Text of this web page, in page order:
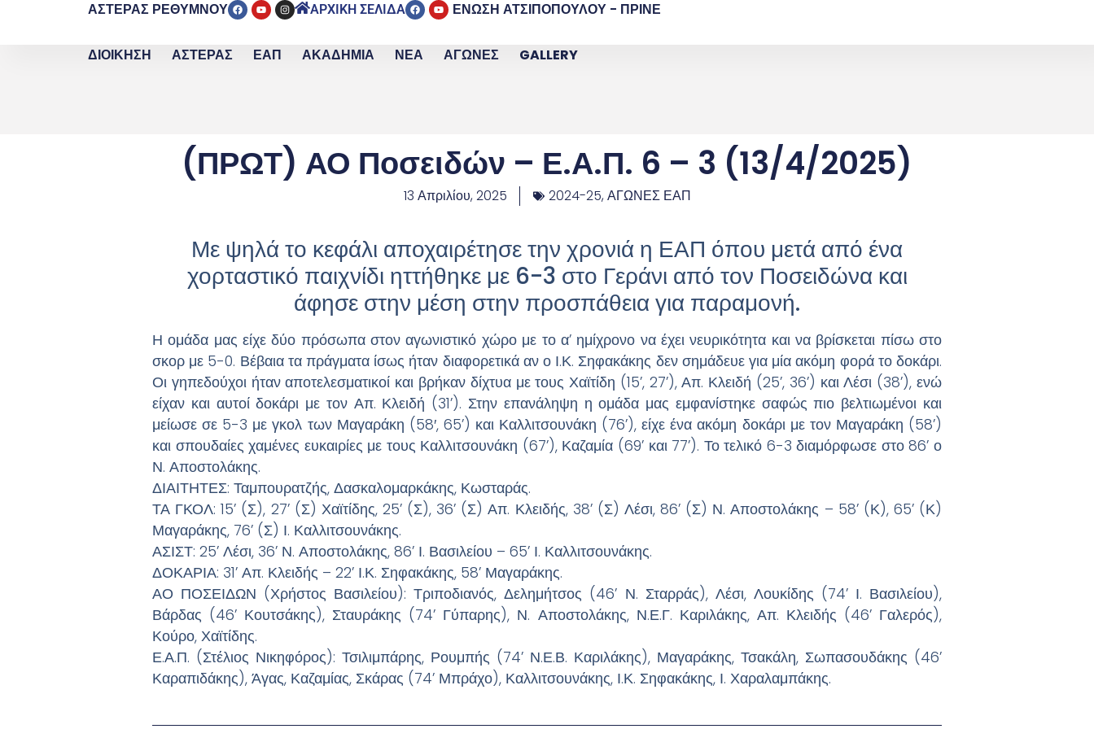
ΑΣΤΕΡΑΣ ΡΕΘΥΜΝΟΥ ΑΡΧΙΚΗ ΣΕΛΙΔΑ ΕΝΩΣΗ ΑΤΣΙΠΟΠΟΥΛΟΥ - ΠΡΙΝΕ
ΔΙΟΙΚΗΣΗ ΑΣΤΕΡΑΣ ΕΑΠ ΑΚΑΔΗΜΙΑ ΝΕΑ ΑΓΩΝΕΣ GALLERY
(ΠΡΩΤ) ΑΟ Ποσειδών – Ε.Α.Π. 6 – 3 (13/4/2025)
13 Απριλίου, 2025 2024-25,ΑΓΩΝΕΣ ΕΑΠ
Με ψηλά το κεφάλι αποχαιρέτησε την χρονιά η ΕΑΠ όπου μετά από ένα
χορταστικό παιχνίδι ηττήθηκε με 6-3 στο Γεράνι από τον Ποσειδώνα και
άφησε στην μέση στην προσπάθεια για παραμονή.
Η ομάδα μας είχε δύο πρόσωπα στον αγωνιστικό χώρο με το α’ ημίχρονο να έχει νευρικότητα και να βρίσκεται πίσω στο
σκορ με 5-0. Βέβαια τα πράγματα ίσως ήταν διαφορετικά αν ο Ι.Κ. Σηφακάκης δεν σημάδευε για μία ακόμη φορά το δοκάρι.
Οι γηπεδούχοι ήταν αποτελεσματικοί και βρήκαν δίχτυα με τους Χαϊτίδη (15’, 27’), Απ. Κλειδή (25’, 36’) και Λέσι (38’), ενώ
είχαν και αυτοί δοκάρι με τον Απ. Κλειδή (31’). Στην επανάληψη η ομάδα μας εμφανίστηκε σαφώς πιο βελτιωμένοι και
μείωσε σε 5-3 με γκολ των Μαγαράκη (58′, 65’) και Καλλιτσουνάκη (76’), είχε ένα ακόμη δοκάρι με τον Μαγαράκη (58’)
και σπουδαίες χαμένες ευκαιρίες με τους Καλλιτσουνάκη (67’), Καζαμία (69’ και 77’). Το τελικό 6-3 διαμόρφωσε στο 86’ ο
Ν. Αποστολάκης.
ΔΙΑΙΤΗΤΕΣ: Ταμπουρατζής, Δασκαλομαρκάκης, Κωσταράς.
ΤΑ ΓΚΟΛ: 15’ (Σ), 27’ (Σ) Χαϊτίδης, 25’ (Σ), 36’ (Σ) Απ. Κλειδής, 38’ (Σ) Λέσι, 86’ (Σ) Ν. Αποστολάκης – 58’ (Κ), 65’ (Κ)
Μαγαράκης, 76’ (Σ) Ι. Καλλιτσουνάκης.
ΑΣΙΣΤ: 25’ Λέσι, 36’ Ν. Αποστολάκης, 86’ Ι. Βασιλείου – 65’ Ι. Καλλιτσουνάκης.
ΔΟΚΑΡΙΑ: 31’ Απ. Κλειδής – 22’ Ι.Κ. Σηφακάκης, 58’ Μαγαράκης.
ΑΟ ΠΟΣΕΙΔΩΝ (Χρήστος Βασιλείου): Τριποδιανός, Δελημήτσος (46’ Ν. Σταρράς), Λέσι, Λουκίδης (74’ Ι. Βασιλείου),
Βάρδας (46’ Κουτσάκης), Σταυράκης (74’ Γύπαρης), Ν. Αποστολάκης, Ν.Ε.Γ. Καριλάκης, Απ. Κλειδής (46’ Γαλερός),
Κούρο, Χαϊτίδης.
Ε.Α.Π. (Στέλιος Νικηφόρος): Τσιλιμπάρης, Ρουμπής (74’ Ν.Ε.Β. Καριλάκης), Μαγαράκης, Τσακάλη, Σωπασουδάκης (46’
Καραπιδάκης), Άγας, Καζαμίας, Σκάρας (74’ Μπράχο), Καλλιτσουνάκης, Ι.Κ. Σηφακάκης, Ι. Χαραλαμπάκης.